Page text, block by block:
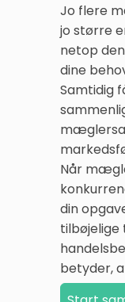
Jo flere
jo større
netop
dine
Samtidig
Når
din
tilbøjelige
betyder,